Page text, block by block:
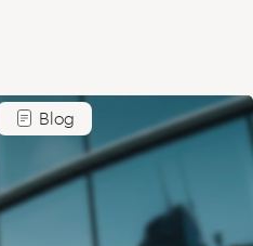
Blog